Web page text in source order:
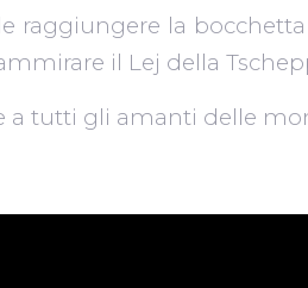
raggiungere la
il Lej della
a tutti gli amanti delle